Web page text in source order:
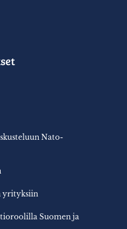
Nato-
yrityksiin
Suomen ja